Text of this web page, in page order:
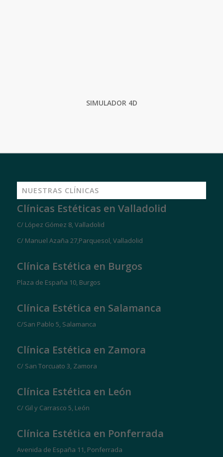
SIMULADOR 4D
NUESTRAS CLÍNICAS
Clínicas Estéticas en Valladolid
C/ López Gómez 8, Valladolid
C/ Manuel Azaña 27,Parquesol, Valladolid
Clínica Estética en Burgos
Plaza de España 10, Burgos
Clínica Estética en Salamanca
C/San Pablo 5, Salamanca
Clínica Estética en Zamora
C/ San Torcuato 3, Zamora
Clínica Estética en León
C/ Gil y Carrasco 5, León
Clínica Estética en Ponferrada
Avenida de España 11, Ponferrada